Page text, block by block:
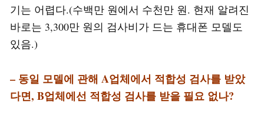
기는 어렵다.(수백만 원에서 수천만 원. 현재 알려진
바로는 3,300만 원의 검사비가 드는 휴대폰 모델도
있음.)
– 동일 모델에 관해 A업체에서 적합성 검사를 받았
다면, B업체에선 적합성 검사를 받을 필요 없나?